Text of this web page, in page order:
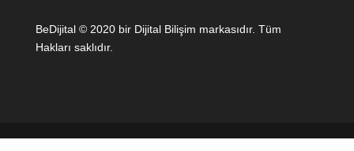
BeDijital © 2020 bir Dijital Bilişim markasıdır. Tüm
Hakları saklıdır.